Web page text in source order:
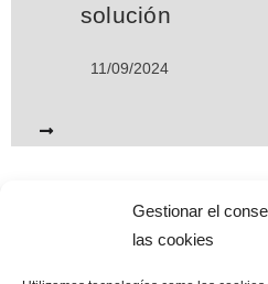
Gestionar el
las cookies
solución
11/09/2024
www.miplayadelascanteras.com.
los derechos reservados ©